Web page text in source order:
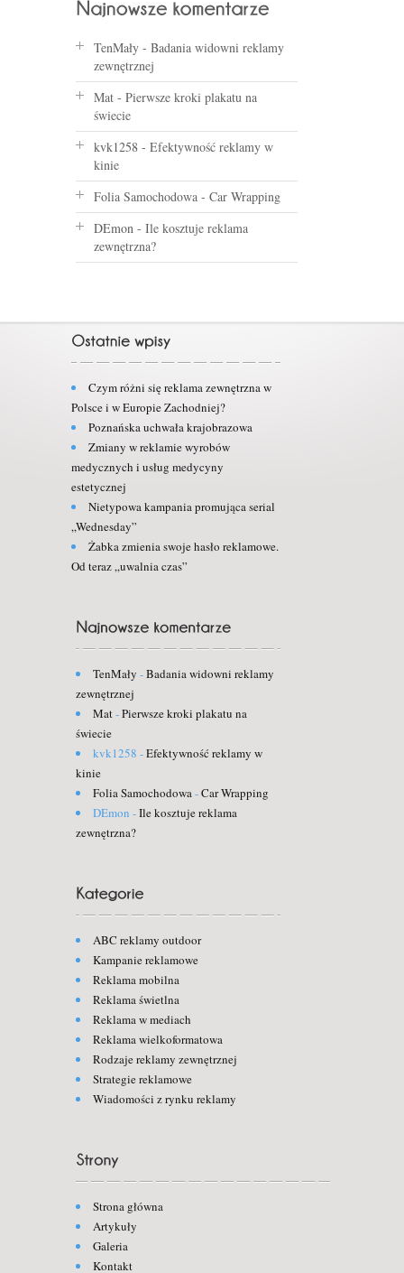
TenMały - Badania widowni reklamy
zewnętrznej
Mat - Pierwsze kroki plakatu na
świecie
kvk1258 - Efektywność reklamy w
kinie
Folia Samochodowa - Car Wrapping
DEmon - Ile kosztuje reklama
zewnętrzna?
Czym różni się reklama zewnętrzna w
Polsce i w Europie Zachodniej?
Poznańska uchwała krajobrazowa
Zmiany w reklamie wyrobów
medycznych i usług medycyny
estetycznej
Nietypowa kampania promująca serial
„Wednesday”
Żabka zmienia swoje hasło reklamowe.
Od teraz „uwalnia czas”
TenMały -Badania widowni reklamy
zewnętrznej
Mat-Pierwsze kroki plakatu na
świecie
kvk1258 -Efektywność reklamy w
kinie
Folia Samochodowa-Car Wrapping
DEmon -Ile kosztuje reklama
zewnętrzna?
ABC reklamy outdoor
Kampanie reklamowe
Reklama mobilna
Reklama świetlna
Reklama w mediach
Reklama wielkoformatowa
Rodzaje reklamy zewnętrznej
Strategie reklamowe
Wiadomości z rynku reklamy
Strona główna
Artykuły
Galeria
Kontakt